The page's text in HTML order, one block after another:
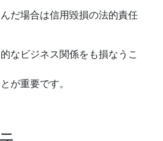
だ場合は信用毀損の法的責任
なビジネス関係をも損なうこ
が重要です。